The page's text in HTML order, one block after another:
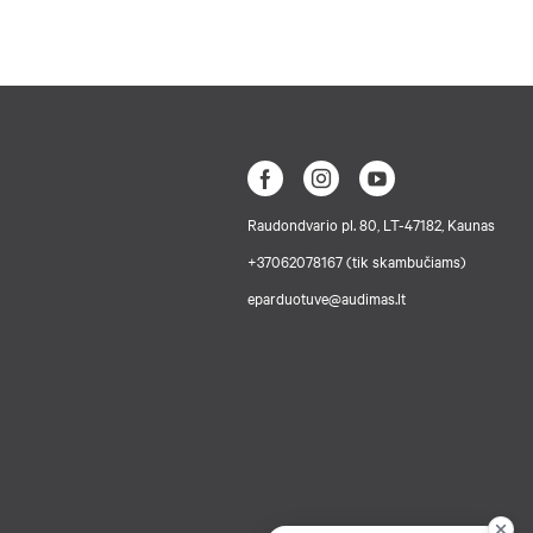
Raudondvario pl. 80, LT-47182, Kaunas
+37062078167 (tik skambučiams)
eparduotuve@audimas.lt